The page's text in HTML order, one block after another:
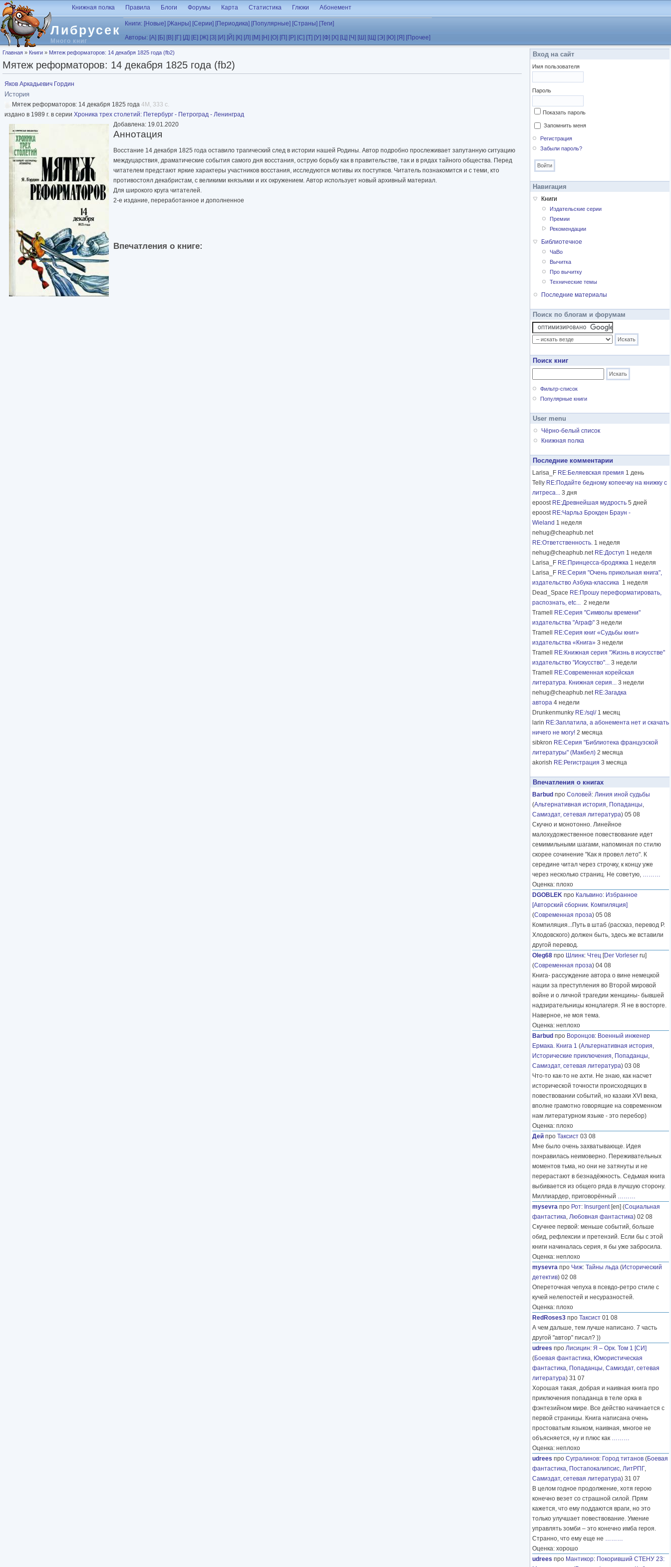
Перейти к основному содержанию
Либрусек
Много книг
Книжная полка Правила Блоги Форумы Карта Статистика Глюки Абонемент
Книги: [Новые] [Жанры] [Серии] [Периодика] [Популярные] [Страны] [Теги]
Авторы: [А] [Б] [В] [Г] [Д] [Е] [Ж] [З] [И] [Й] [К] [Л] [М] [Н] [О] [П] [Р] [С] [Т] [У] [Ф] [Х] [Ц] [Ч] [Ш] [Щ] [Э] [Ю] [Я] [Прочее]
Вы здесь
Главная » Книги » Мятеж реформаторов: 14 декабря 1825 года (fb2)
Мятеж реформаторов: 14 декабря 1825 года (fb2)
Яков Аркадьевич Гордин
История
Мятеж реформаторов: 14 декабря 1825 года 4M, 333 с.
издано в 1989 г. в серии Хроника трех столетий: Петербург - Петроград - Ленинград
Добавлена: 19.01.2020
Аннотация
Восстание 14 декабря 1825 года оставило трагический след в истории нашей Родины. Автор подробно прослеживает запутанную ситуацию
междуцарствия, драматические события самого дня восстания, острую борьбу как в правительстве, так и в рядах тайного общества. Перед
читателем предстают яркие характеры участников восстания, исследуются мотивы их поступков. Читатель познакомится и с теми, кто
противостоял декабристам, с великими князьями и их окружением. Автор использует новый архивный материал.
Для широкого круга читателей.
2-е издание, переработанное и дополненное
Впечатления о книге:
Вход на сайт
Имя пользователя
Пароль
Показать пароль
Запомнить меня
Регистрация
Забыли пароль?
Навигация
Книги
Издательские серии
Премии
Рекомендации
Библиотечное
ЧаВо
Вычитка
Про вычитку
Технические темы
Последние материалы
Поиск по блогам и форумам
Поиск книг
Фильтр-список
Популярные книги
User menu
Чёрно-белый список
Книжная полка
Последние комментарии
Larisa_F RE:Беляевская премия 1 день
Telly RE:Подайте бедному копеечку на книжку с
литреса... 3 дня
epoost RE:Древнейшая мудрость 5 дней
epoost RE:Чарльз Брокден Браун -
Wieland 1 неделя
nehug@cheaphub.net
RE:Ответственность. 1 неделя
nehug@cheaphub.net RE:Доступ 1 неделя
Larisa_F RE:Принцесса-бродяжка 1 неделя
Larisa_F RE:Серия "Очень прикольная книга",
издательство Азбука-классика 1 неделя
Dead_Space RE:Прошу переформатировать,
распознать, etc... 2 недели
Tramell
RE:Серия "Символы времени"
издательства "Аграф" 3 недели
Tramell
RE:Серия книг «Судьбы книг»
издательства «Книга» 3 недели
Tramell
RE:Книжная серия "Жизнь в искусстве"
издательство "Искусство"... 3 недели
Tramell
RE:Современная корейская
литература. Книжная серия... 3 недели
nehug@cheaphub.net RE:Загадка
автора 4 недели
Drunkenmunky RE:/sql/ 1 месяц
larin RE:Заплатила, а абонемента нет и скачать
ничего не могу! 2 месяца
sibkron RE:Серия "Библиотека французской
литературы" (Макбел) 2 месяца
akorish RE:Регистрация 3 месяца
Впечатления о книгах
Barbud про Соловей: Линия иной судьбы
(Альтернативная история, Попаданцы,
Самиздат, сетевая литература) 05 08
Скучно и монотонно. Линейное
малохудожественное повествование идет
семимильными шагами, напоминая по стилю
скорее сочинение "Как я провел лето". К
середине читал через строчку, к концу уже
через несколько страниц. Не советую, ………
Оценка: плохо
DGOBLEK про Кальвино: Избранное
[Авторский сборник. Компиляция]
(Современная проза) 05 08
Компиляция...Путь в штаб (рассказ, перевод Р.
Хлодовского) должен быть, здесь же вставили
другой перевод.
Oleg68 про Шлинк: Чтец [Der Vorleser ru]
(Современная проза) 04 08
Книга- рассуждение автора о вине немецкой
нации за преступления во Второй мировой
войне и о личной трагедии женщины- бывшей
надзирательницы концлагеря. Я не в восторге.
Наверное, не моя тема.
Оценка: неплохо
Barbud про Воронцов: Военный инженер
Ермака. Книга 1 (Альтернативная история,
Исторические приключения, Попаданцы,
Самиздат, сетевая литература) 03 08
Что-то как-то не ахти. Не знаю, как насчет
исторической точности происходящих в
повествовании событий, но казаки XVI века,
вполне грамотно говорящие на современном
нам литературном языке - это перебор)
Оценка: плохо
Дей про Таксист 03 08
Мне было очень захватывающе. Идея
понравилась неимоверно. Переживательных
моментов тьма, но они не затянуты и не
перерастают в безнадёжность. Седьмая книга
выбивается из общего ряда в лучшую сторону.
Миллиардер, приговорённый ………
mysevra про Рот: Insurgent[en] (Социальная
фантастика, Любовная фантастика) 02 08
Скучнее первой: меньше событий, больше
обид, рефлексии и претензий. Если бы с этой
книги начиналась серия, я бы уже забросила.
Оценка: неплохо
mysevra про Чиж: Тайны льда (Исторический
детектив) 02 08
Опереточная чепуха в псевдо-ретро стиле с
кучей нелепостей и несуразностей.
Оценка: плохо
RedRoses3 про Таксист 01 08
А чем дальше, тем лучше написано. 7 часть
другой "автор" писал? ))
udrees про Лисицин: Я – Орк. Том 1 [СИ]
(Боевая фантастика, Юмористическая
фантастика, Попаданцы, Самиздат, сетевая
литература) 31 07
Хорошая такая, добрая и наивная книга про
приключения попаданца в теле орка в
фэнтезийном мире. Все действо начинается с
первой страницы. Книга написана очень
простоватым языком, наивная, многое не
объясняется, ну и плюс как ………
Оценка: неплохо
udrees про Сугралинов: Город титанов (Боевая
фантастика, Постапокалипсис, ЛитРПГ,
Самиздат, сетевая литература) 31 07
В целом годное продолжение, хотя герою
конечно везет со страшной силой. Прям
кажется, что ему поддаются враги, но это
только улучшает повествование. Умение
управлять зомби – это конечно имба героя.
Странно, что ему еще не ………
Оценка: хорошо
udrees про Мантикор: Покоривший СТЕНУ 23: